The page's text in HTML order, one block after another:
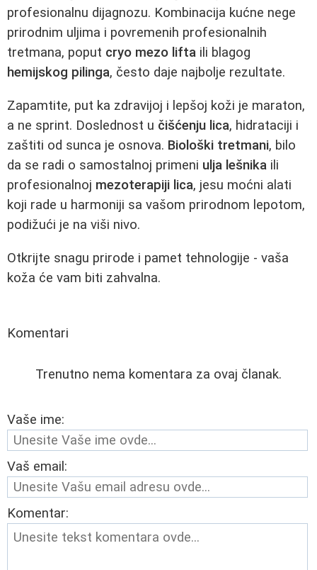
profesionalnu dijagnozu. Kombinacija kućne nege
prirodnim uljima i povremenih profesionalnih
tretmana, poput cryo mezo lifta ili blagog
hemijskog pilinga, često daje najbolje rezultate.
Zapamtite, put ka zdravijoj i lepšoj koži je maraton,
a ne sprint. Doslednost u čišćenju lica, hidrataciji i
zaštiti od sunca je osnova. Biološki tretmani, bilo
da se radi o samostalnoj primeni ulja lešnika ili
profesionalnoj mezoterapiji lica, jesu moćni alati
koji rade u harmoniji sa vašom prirodnom lepotom,
podižući je na viši nivo.
Otkrijte snagu prirode i pamet tehnologije - vaša
koža će vam biti zahvalna.
Komentari
Trenutno nema komentara za ovaj članak.
Vaše ime:
Vaš email:
Komentar: